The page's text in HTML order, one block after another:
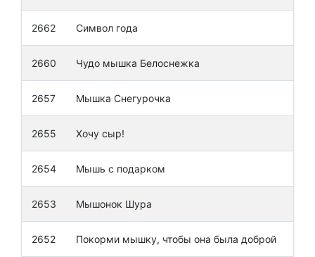
2662 Символ года
2660 Чудо мышка Белоснежка
2657 Мышка Снегурочка
2655 Хочу сыр!
2654 Мышь с подарком
2653 Мышонок Шура
2652 Покорми мышку, чтобы она была доброй